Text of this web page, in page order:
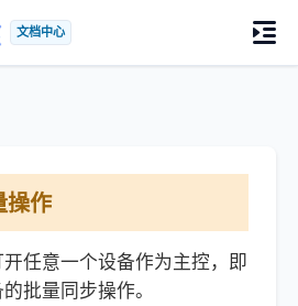
文档中心
操作
任意一个设备作为主控，即
批量同步操作。